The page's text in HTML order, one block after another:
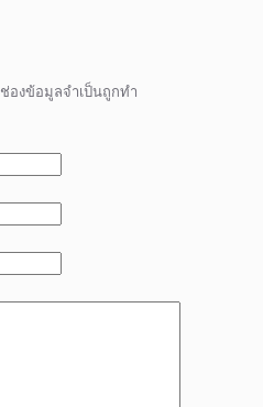
ช่องข้อมูลจำเป็นถูกทำ